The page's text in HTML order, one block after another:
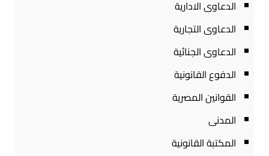
الدعاوى الادارية
الدعاوى التجارية
الدعاوى الجنائية
الدفوع القانونية
القوانين المصرية
المدنى
المكتبة القانونية